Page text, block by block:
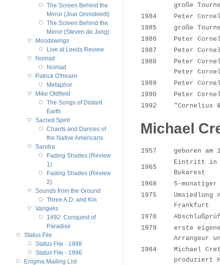
große
1984
Peter
1985
große
1986
Peter
1987
Peter
1988
Peter
Peter
1989
Peter
1990
Peter
1992
"Cornelius
Michael
1957 geboren am
1965
Eintritt in
Bukarest
1968
5-
1975
Umsiedlung
Frankfurt
1978
1979
erste
Arrangeur
1984
Michael
produziert
The Screen Behind the
Mirror (Joar Grimstvedt)
The Screen Behind the
Mirror (Steven de Jong)
Moodswings
Live at Leeds Review
Nomad
Nomad
Patrick O'Hearn
Metaphor
Mike Oldfield
The Songs of Distant
Earth
Sacred Spirit
Chants and Dances of
the Native Americans
Sandra
Fading Shades (Review
1)
Fading Shades (Review
2)
Sounds from the Ground
Three A.D. and Kin
Vangelis
1492: Conquest of
Paradise
Status File
Status File - 1998
Status File - 1996
Enigma Mailing List